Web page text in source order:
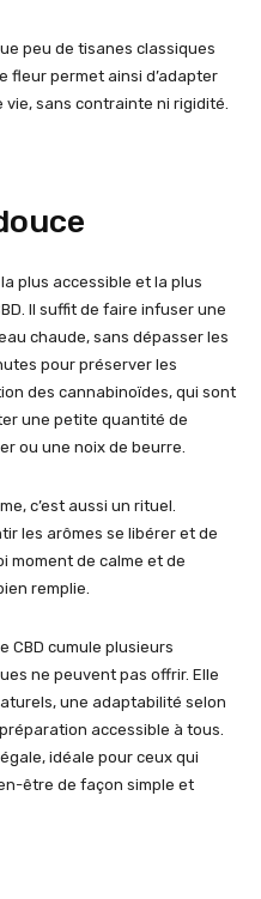
peu de tisanes classiques
fleur permet ainsi d’adapter
sans contrainte ni rigidité.
plus accessible et la plus
Il suffit de faire infuser une
chaude, sans dépasser les
pour préserver les
des cannabinoïdes, qui sont
une petite quantité de
ou une noix de beurre.
c’est aussi un rituel.
les arômes se libérer et de
moment de calme et de
remplie.
CBD cumule plusieurs
ne peuvent pas offrir. Elle
une adaptabilité selon
accessible à tous.
idéale pour ceux qui
être de façon simple et